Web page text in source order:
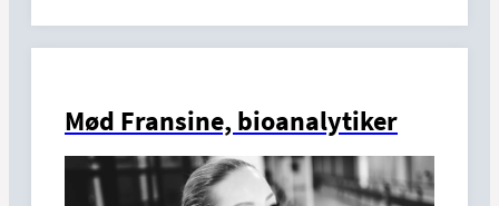
Mød Fransine, bioanalytiker